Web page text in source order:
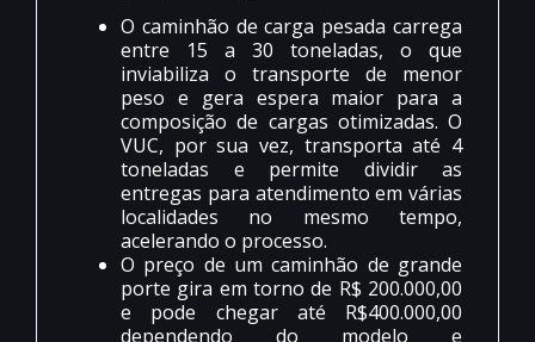
O caminhão de carga pesada carrega
entre 15 a 30 toneladas, o que
inviabiliza o transporte de menor
peso e gera espera maior para a
composição de cargas otimizadas. O
VUC, por sua vez, transporta até 4
toneladas e permite dividir as
entregas para atendimento em várias
localidades no mesmo tempo,
acelerando o processo.
O preço de um caminhão de grande
porte gira em torno de R$ 200.000,00
e pode chegar até R$400.000,00
dependendo do modelo e